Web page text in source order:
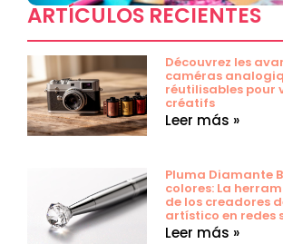
ARTÍCULOS RECIENTES
Découvrez les
caméras
réutilisables pour
créatifs
Leer más »
Pluma Diamante
colores: La
de los creadores
artístico en redes
Leer más »